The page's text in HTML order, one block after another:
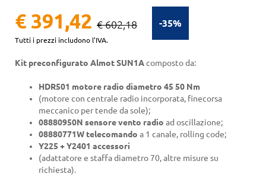
-35%
€ 391,42 € 602,18
Tutti i prezzi includono l'IVA.
Kit preconfigurato Almot SUN1Acomposto da:
HDR501 motore radio diametro 45 50 Nm
(motore con centrale radio incorporata, finecorsa
meccanico per tende da sole);
08880950N sensore vento radio ad oscillazione;
08880771W telecomando a 1 canale, rolling code;
Y225 + Y2401 accessori
(adattatore e staffa diametro 70, altre misure su
richiesta).